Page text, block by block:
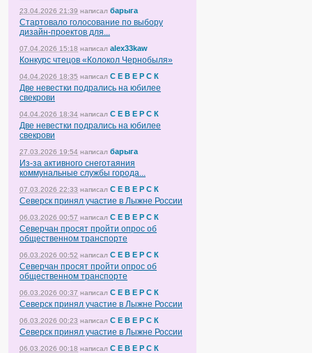
23.04.2026 21:39 написал барыга
Стартовало голосование по выбору
дизайн-проектов для...
07.04.2026 15:18 написал alex33kaw
Конкурс чтецов «Колокол Чернобыля»
04.04.2026 18:35 написал С Е В Е Р С К
Две невестки подрались на юбилее
свекрови
04.04.2026 18:34 написал С Е В Е Р С К
Две невестки подрались на юбилее
свекрови
27.03.2026 19:54 написал барыга
Из-за активного снеготаяния
коммунальные службы города...
07.03.2026 22:33 написал С Е В Е Р С К
Северск принял участие в Лыжне России
06.03.2026 00:57 написал С Е В Е Р С К
Северчан просят пройти опрос об
общественном транспорте
06.03.2026 00:52 написал С Е В Е Р С К
Северчан просят пройти опрос об
общественном транспорте
06.03.2026 00:37 написал С Е В Е Р С К
Северск принял участие в Лыжне России
06.03.2026 00:23 написал С Е В Е Р С К
Северск принял участие в Лыжне России
06.03.2026 00:18 написал С Е В Е Р С К